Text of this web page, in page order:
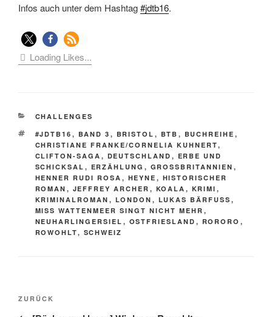
Infos auch unter dem Hashtag#jdtb16.
Loading Likes...
KATEGORIEN
CHALLENGES
SCHLAGWÖRTER
#JDTB16 , BAND 3 , BRISTOL , BTB , BUCHREIHE ,
CHRISTIANE FRANKE/CORNELIA KUHNERT,
CLIFTON-SAGA , DEUTSCHLAND , ERBE UND
SCHICKSAL , ERZÄHLUNG , GROSSBRITANNIEN
,
HENNER RUDI ROSA , HEYNE , HISTORISCHER
ROMAN , JEFFREY ARCHER , KOALA , KRIMI ,
KRIMINALROMAN , LONDON , LUKAS BÄRFUSS
,
MISS WATTENMEER SINGT NICHT MEHR ,
NEUHARLINGERSIEL , OSTFRIESLAND , RORORO ,
ROWOHLT, SCHWEIZ
Beitragsnavigation
Vorheriger
ZURÜCK